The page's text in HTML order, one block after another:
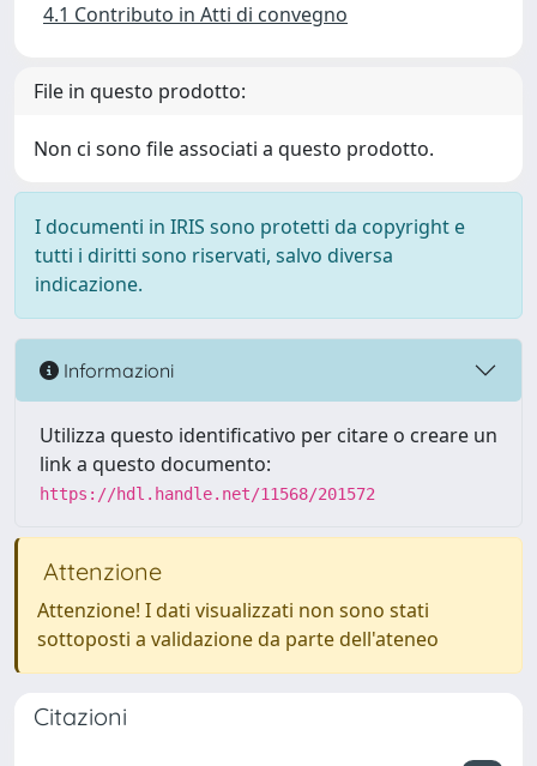
4.1 Contributo in Atti di convegno
File in questo prodotto:
Non ci sono file associati a questo prodotto.
I documenti in IRIS sono protetti da copyright e
tutti i diritti sono riservati, salvo diversa
indicazione.
Informazioni
Utilizza questo identificativo per citare o creare un
link a questo documento:
https://hdl.handle.net/11568/201572
Attenzione
Attenzione! I dati visualizzati non sono stati
sottoposti a validazione da parte dell'ateneo
Citazioni